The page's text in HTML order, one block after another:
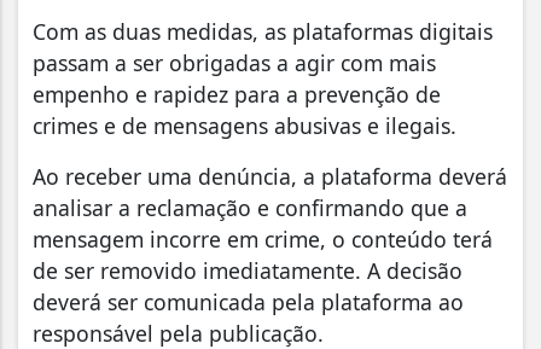
Com as duas medidas, as plataformas digitais
passam a ser obrigadas a agir com mais
empenho e rapidez para a prevenção de
crimes e de mensagens abusivas e ilegais.
Ao receber uma denúncia, a plataforma deverá
analisar a reclamação e confirmando que a
mensagem incorre em crime, o conteúdo terá
de ser removido imediatamente. A decisão
deverá ser comunicada pela plataforma ao
responsável pela publicação.